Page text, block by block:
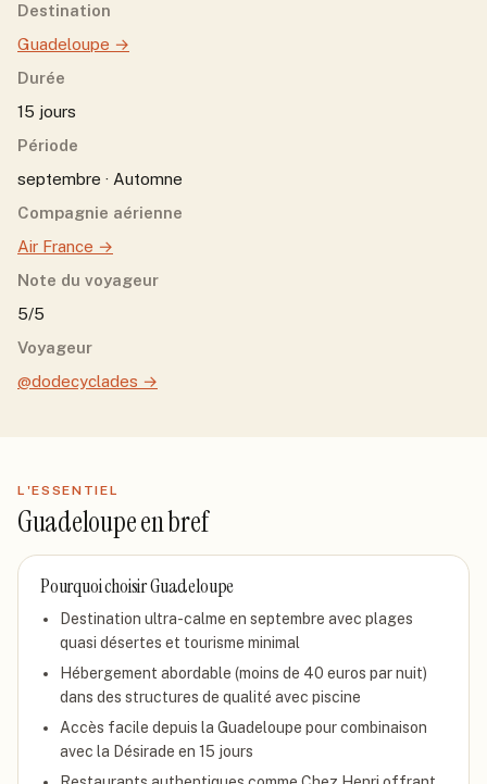
Destination
Guadeloupe →
Durée
15 jours
Période
septembre · Automne
Compagnie aérienne
Air France →
Note du voyageur
5/5
Voyageur
@dodecyclades →
L'ESSENTIEL
Guadeloupeen bref
Pourquoi choisirGuadeloupe
Destination ultra-calme en septembre avec plages
quasi désertes et tourisme minimal
Hébergement abordable (moins de 40 euros par nuit)
dans des structures de qualité avec piscine
Accès facile depuis la Guadeloupe pour combinaison
avec la Désirade en 15 jours